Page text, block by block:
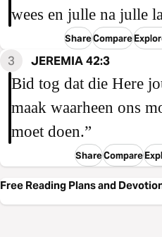
wees en julle na julle
ShareCompare
3 JEREMIA 42:3
Bid tog dat die Here
maak waarheen ons
moet doen.”
ShareCompare
Free Reading Plans and